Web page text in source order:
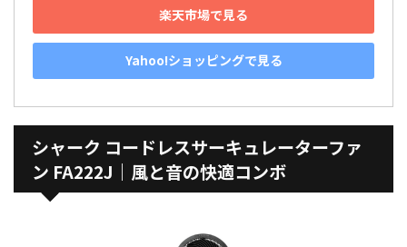
楽天市場で見る
Yahoo!ショッピングで見る
シャーク コードレスサーキュレーターファ
ン FA222J｜風と音の快適コンボ